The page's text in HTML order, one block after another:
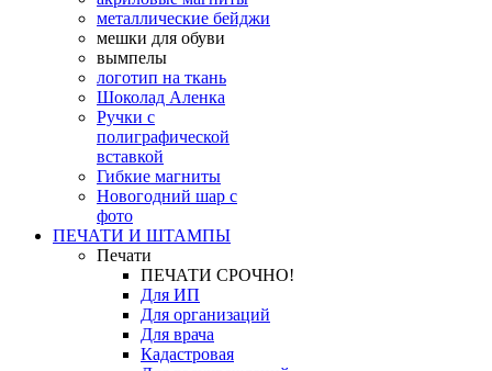
металлические бейджи
мешки для обуви
вымпелы
логотип на ткань
Шоколад Аленка
Ручки с
полиграфической
вставкой
Гибкие магниты
Новогодний шар с
фото
ПЕЧАТИ И ШТАМПЫ
Печати
ПЕЧАТИ СРОЧНО!
Для ИП
Для организаций
Для врача
Кадастровая